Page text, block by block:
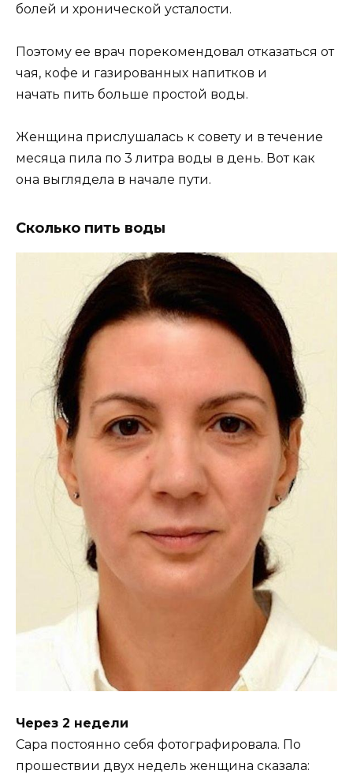
болей и хронической усталости.
Поэтому ее врач порекомендовал отказаться от
чая, кофе и газированных напитков и
начать пить больше простой воды.
Женщина прислушалась к совету и в течение
месяца пила по 3 литра воды в день. Вот как
она выглядела в начале пути.
Сколько пить воды
Через 2 недели
Сара постоянно себя фотографировала. По
прошествии двух недель женщина сказала: